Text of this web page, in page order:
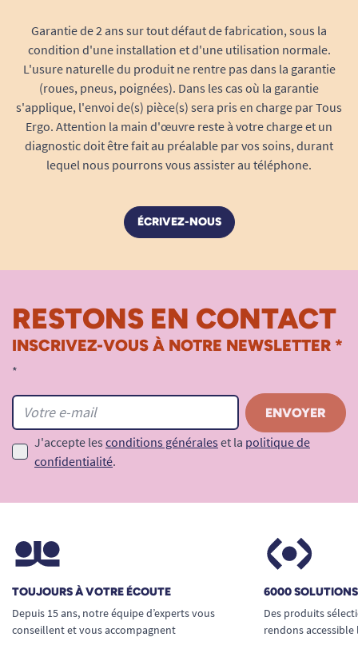
Garantie de 2 ans sur tout défaut de fabrication, sous la
condition d'une installation et d'une utilisation normale.
L'usure naturelle du produit ne rentre pas dans la garantie
(roues, pneus, poignées). Dans les cas où la garantie
s'applique, l'envoi de(s) pièce(s) sera pris en charge par Tous
Ergo. Attention la main d'œuvre reste à votre charge et un
diagnostic doit être fait au préalable par vos soins, durant
lequel nous pourrons vous assister au téléphone.
ÉCRIVEZ-NOUS
RESTONS EN CONTACT
INSCRIVEZ-VOUS À NOTRE NEWSLETTER *
*
J'accepte les conditions générales et la politique de
confidentialité.
TOUJOURS À VOTRE ÉCOUTE
Depuis 15 ans, notre équipe d’experts vous
conseillent et vous accompagnent
6000
Des produits
rendons